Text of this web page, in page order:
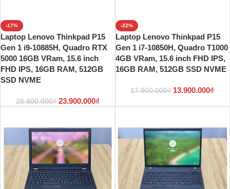
-17%
Laptop Lenovo Thinkpad P15
Gen 1 i9-10885H, Quadro RTX
5000 16GB VRam, 15.6 inch
FHD IPS, 16GB RAM, 512GB
SSD NVME
28.900.000₫ 23.900.000₫
-22%
Laptop Lenovo Thinkpad P15
Gen 1 i7-10850H, Quadro T1000
4GB VRam, 15.6 inch FHD IPS,
16GB RAM, 512GB SSD NVME
17.900.000₫ 13.900.000₫